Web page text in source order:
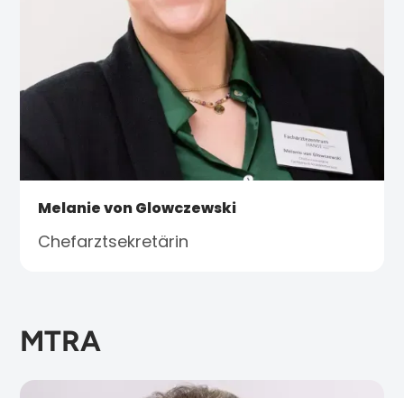
Melanie von Glowczewski
Chefarztsekretärin
MTRA